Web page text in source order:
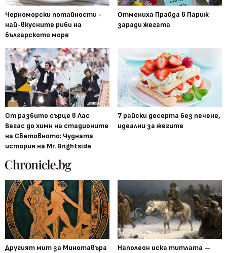
Черноморски потайности -
най-вкусните риби на
българското море
Отмениха Прайда в Париж
заради жегата
От разбито сърце в Лас
Вегас до химн на стадионите
на Световното: Чудната
история на Mr. Brightside
7 райски десерта без печене,
идеални за жегите
Другият мит за Минотавъра
Наполеон иска титлата —